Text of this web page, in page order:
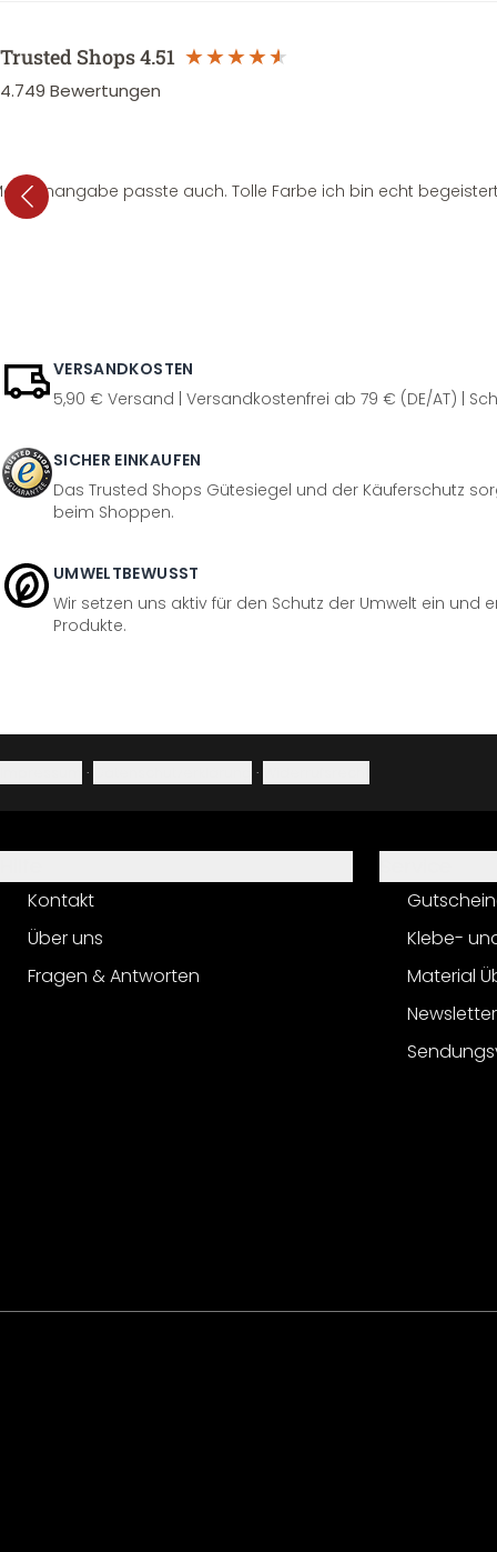
Trusted Shops4.51
4.749 Bewertungen
passte auch. Tolle Farbe ich bin echt
VERSANDKOSTEN
5,90 € Versand | Versandkostenfrei ab 79 € (DE/AT) |
SICHER EINKAUFEN
Das Trusted Shops Gütesiegel und der Käuferschutz
beim Shoppen.
UMWELTBEWUSST
Wir setzen uns aktiv für den Schutz der Umwelt ein und
Produkte.
· ·
Kontakt
Über uns
Fragen & Antworten
Klebe-
Material